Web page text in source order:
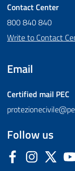
Contact Center
800 840 840
Write to Contact
Email
Certified mail PEC
Follow us
FacebookInstagram